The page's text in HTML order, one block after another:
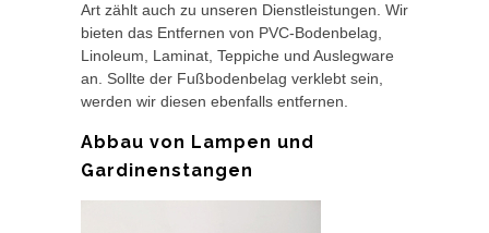
Art zählt auch zu unseren Dienstleistungen. Wir
bieten das Entfernen von PVC-Bodenbelag,
Linoleum, Laminat, Teppiche und Auslegware
an. Sollte der Fußbodenbelag verklebt sein,
werden wir diesen ebenfalls entfernen.
Abbau von Lampen und
Gardinenstangen